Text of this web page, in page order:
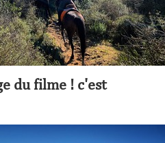
du filme ! c'est